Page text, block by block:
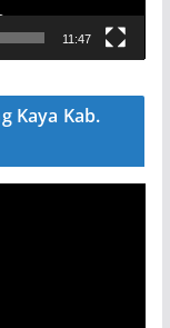
11:47
Kaya Kab.